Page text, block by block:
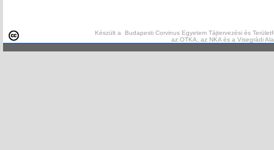
Készült a Budapesti Corvinus Egyetem Tájtervezési és
az OTKA, az NKA és a Visegrádi